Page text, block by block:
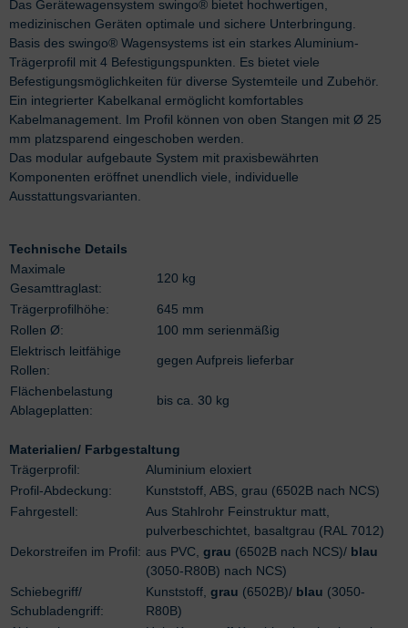
Das Gerätewagensystem swingo® bietet hochwertigen,
medizinischen Geräten optimale und sichere Unterbringung.
Basis des swingo® Wagensystems ist ein starkes Aluminium-
Trägerprofil mit 4 Befestigungspunkten. Es bietet viele
Befestigungsmöglichkeiten für diverse Systemteile und Zubehör.
Ein integrierter Kabelkanal ermöglicht komfortables
Kabelmanagement. Im Profil können von oben Stangen mit Ø 25
mm platzsparend eingeschoben werden.
Das modular aufgebaute System mit praxisbewährten
Komponenten eröffnet unendlich viele, individuelle
Ausstattungsvarianten.
Technische Details
Maximale
Gesamttraglast:
120 kg
Trägerprofilhöhe:
645 mm
Rollen Ø:
100 mm serienmäßig
Elektrisch leitfähige
Rollen:
gegen Aufpreis lieferbar
Flächenbelastung
Ablageplatten:
bis ca. 30 kg
Materialien/ Farbgestaltung
Trägerprofil:
Aluminium eloxiert
Profil-Abdeckung:
Kunststoff, ABS, grau (6502B nach NCS)
Fahrgestell:
Aus Stahlrohr Feinstruktur matt,
pulverbeschichtet, basaltgrau (RAL 7012)
Dekorstreifen im Profil: aus PVC, grau (6502B nach NCS)/ blau
(3050-R80B) nach NCS)
Schiebegriff/
Schubladengriff:
Kunststoff, grau (6502B)/ blau (3050-
R80B)